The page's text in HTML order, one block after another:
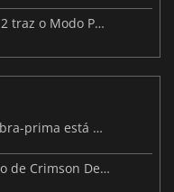
A atualização da Nintendo Switch 2 traz o Modo Portátil aos jogos mais antigos da Switch
GTA VI: Para além dos atrasos, a obra-prima está quase a chegar
Pearl Abyss revela imagens de jogo de Crimson Desert para a PS5